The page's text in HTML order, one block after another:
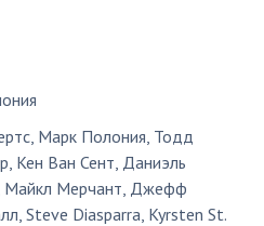
, Марк Полония, Тодд
, Кен Ван Сент, Даниэль
Майкл Мерчант, Джефф
,Steve Diasparra, Kyrsten St.